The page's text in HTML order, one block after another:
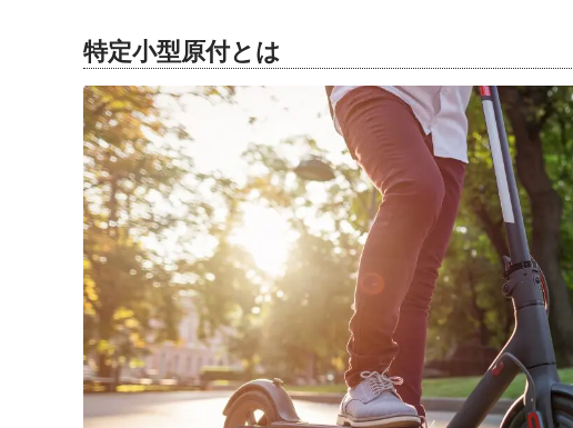
特定小型原付とは